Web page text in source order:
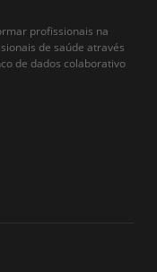
profissionais na
de saúde através
de dados colaborativo